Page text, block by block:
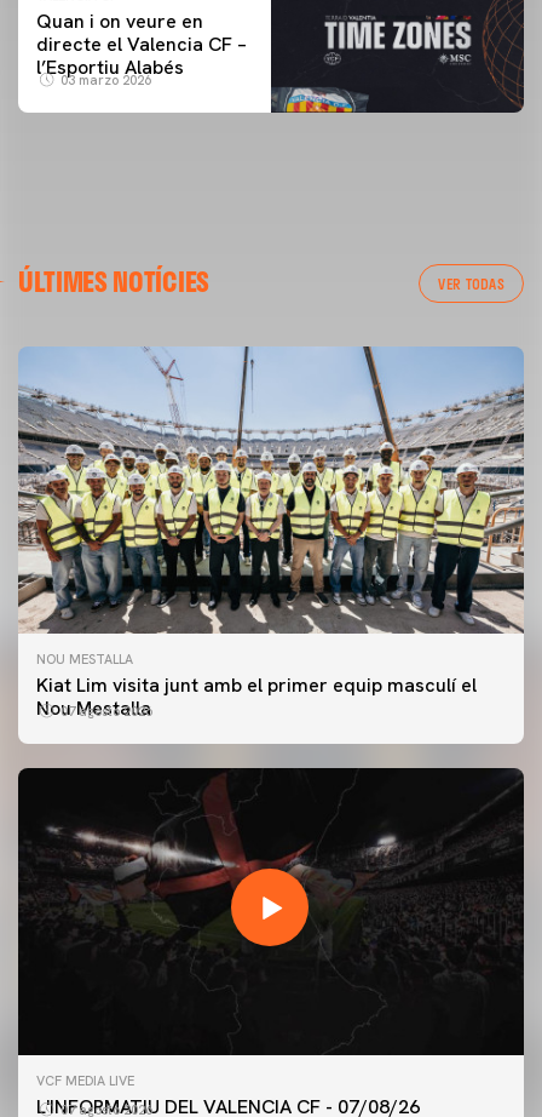
Quan i on veure en
directe el Valencia CF –
l’Esportiu Alabés
03 marzo 2026
ÚLTIMES NOTÍCIES VER TODAS
NOU MESTALLA
Kiat Lim visita junt amb el primer equip masculí el
Nou Mestalla
07 agosto 2026
VCF MEDIA LIVE
L'INFORMATIU DEL VALENCIA CF - 07/08/26
07 agosto 2026
PRIMER EQUIP
ENTRENAMENT DEL VALENCIA CF 7/8/2026